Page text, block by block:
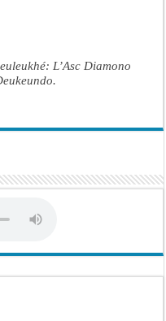
L’Asc Diamono